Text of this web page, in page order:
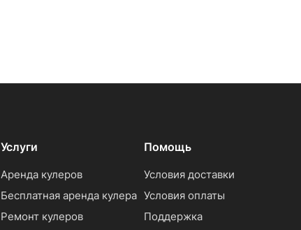
Услуги
Аренда кулеров
Бесплатная аренда кулера
Ремонт кулеров
Помощь
Условия доставки
Условия оплаты
Поддержка